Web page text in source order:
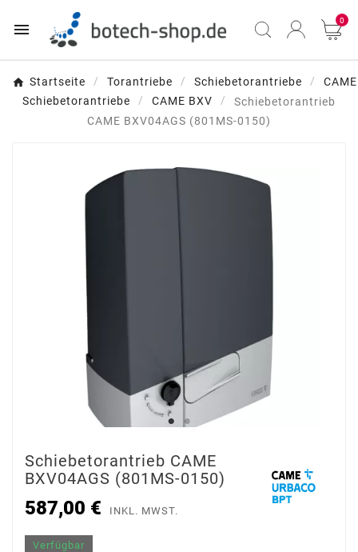
 0
Startseite Torantriebe Schiebetorantriebe
CAME
Schiebetorantriebe
CAME BXV
Schiebetorantrieb
CAME BXV04AGS (801MS-0150)
Schiebetorantrieb CAME
BXV04AGS (801MS-0150)
587,00 € INKL. MWST.
Verfügbar